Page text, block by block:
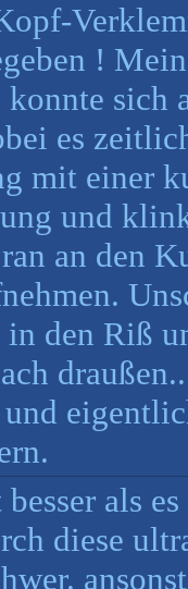
!
sich
es
mit einer
und
an den
in den Riß
und
als
diese